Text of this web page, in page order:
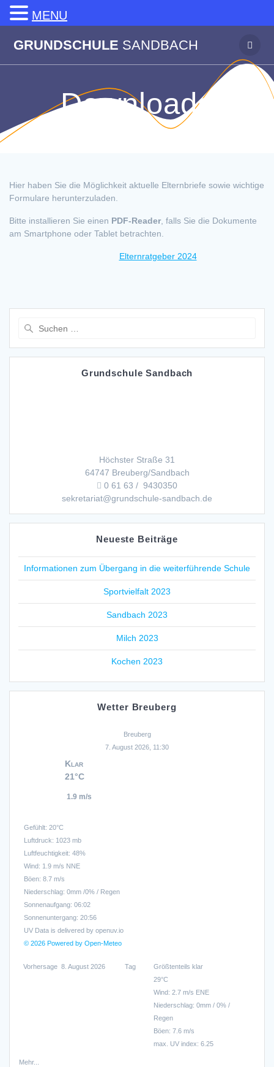
Inhalt
GRUNDSCHULE SANDBACH
Downloads
Hier haben Sie die Möglichkeit aktuelle Elternbriefe sowie wichtige
Formulare herunterzuladen.
Bitte installieren Sie einen PDF-Reader , falls Sie die Dokumente
am Smartphone oder Tablet betrachten.
Elternratgeber 2024
Grundschule Sandbach
Höchster Straße 31
64747 Breuberg/Sandbach
0 61 63 / 9430350
sekretariat@grundschule-sandbach.de
Neueste Beiträge
Informationen zum Übergang in die weiterführende Schule
Sportvielfalt 2023
Sandbach 2023
Milch 2023
Kochen 2023
Wetter Breuberg
Breuberg
7. August 2026, 11:30
Klar
21°C
1.9 m/s
Gefühlt: 20°C
Luftdruck: 1023 mb
Luftfeuchtigkeit: 48%
Wind: 1.9 m/s NNE
Böen: 8.7 m/s
Niederschlag: 0mm /0% / Regen
Sonnenaufgang: 06:02
Sonnenuntergang: 20:56
UV Data is delivered by openuv.io
© 2026 Powered by Open-Meteo
Vorhersage 8. August 2026 Tag
Größtenteils klar
29°C
Wind: 2.7 m/s ENE
Niederschlag: 0mm / 0% /
Regen
Böen: 7.6 m/s
max. UV index: 6.25
Mehr...
MENU